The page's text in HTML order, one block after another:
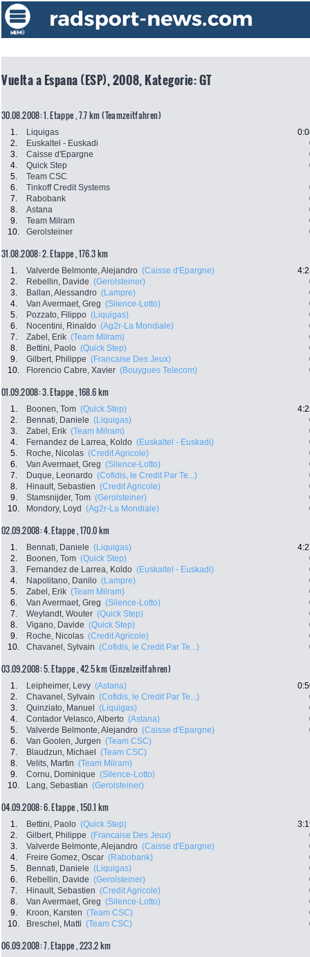
Vuelta a Espana (ESP), 2008, Kategorie: GT
30.08.2008: 1. Etappe , 7.7 km (Teamzeitfahren)
1. Liquigas
2.
Euskaltel - Euskadi
3.
Caisse d'Epargne
4.
Quick Step
5.
Team CSC
6.
Tinkoff Credit Systems
7.
Rabobank
8.
Astana
9.
Team Milram
10.
Gerolsteiner
31.08.2008: 2. Etappe , 176.3 km
1. Valverde Belmonte, Alejandro (Caisse d'Epargne)
2.
Rebellin, Davide (Gerolsteiner)
3.
Ballan, Alessandro (Lampre)
4.
Van Avermaet, Greg (Silence-Lotto)
5.
Pozzato, Filippo (Liquigas)
6.
Nocentini, Rinaldo (Ag2r-La Mondiale)
7.
Zabel, Erik (Team Milram)
8.
Bettini, Paolo (Quick Step)
9.
Gilbert, Philippe (Francaise Des Jeux)
10.
Florencio Cabre, Xavier (Bouygues Telecom)
01.09.2008: 3. Etappe , 168.6 km
1. Boonen, Tom (Quick Step)
2.
Bennati, Daniele (Liquigas)
3.
Zabel, Erik (Team Milram)
4.
Fernandez de Larrea, Koldo (Euskaltel - Euskadi)
5.
Roche, Nicolas (Credit Agricole)
6.
Van Avermaet, Greg (Silence-Lotto)
7.
Duque, Leonardo (Cofidis, le Credit Par Te...)
8.
Hinault, Sebastien (Credit Agricole)
9.
Stamsnijder, Tom (Gerolsteiner)
10.
Mondory, Loyd (Ag2r-La Mondiale)
02.09.2008: 4. Etappe , 170.0 km
1. Bennati, Daniele (Liquigas)
2.
Boonen, Tom (Quick Step)
3.
Fernandez de Larrea, Koldo (Euskaltel - Euskadi)
4.
Napolitano, Danilo (Lampre)
5.
Zabel, Erik (Team Milram)
6.
Van Avermaet, Greg (Silence-Lotto)
7.
Weylandt, Wouter (Quick Step)
8.
Vigano, Davide (Quick Step)
9.
Roche, Nicolas (Credit Agricole)
10.
Chavanel, Sylvain (Cofidis, le Credit Par Te...)
03.09.2008: 5. Etappe , 42.5 km (Einzelzeitfahren)
1. Leipheimer, Levy (Astana)
2.
Chavanel, Sylvain (Cofidis, le Credit Par Te...)
3.
Quinziato, Manuel (Liquigas)
4.
Contador Velasco, Alberto (Astana)
5.
Valverde Belmonte, Alejandro (Caisse d'Epargne)
6.
Van Goolen, Jurgen (Team CSC)
7.
Blaudzun, Michael (Team CSC)
8.
Velits, Martin (Team Milram)
9.
Cornu, Dominique (Silence-Lotto)
10.
Lang, Sebastian (Gerolsteiner)
04.09.2008: 6. Etappe , 150.1 km
1. Bettini, Paolo (Quick Step)
2.
Gilbert, Philippe (Francaise Des Jeux)
3.
Valverde Belmonte, Alejandro (Caisse d'Epargne)
4.
Freire Gomez, Oscar (Rabobank)
5.
Bennati, Daniele (Liquigas)
6.
Rebellin, Davide (Gerolsteiner)
7.
Hinault, Sebastien (Credit Agricole)
8.
Van Avermaet, Greg (Silence-Lotto)
9.
Kroon, Karsten (Team CSC)
10.
Breschel, Matti (Team CSC)
06.09.2008: 7. Etappe , 223.2 km